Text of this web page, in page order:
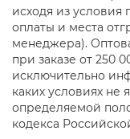
исходя из условия
оплаты и места
менеджера).
при заказе от 250
исключительно
каких условиях не
определяемой
кодекса